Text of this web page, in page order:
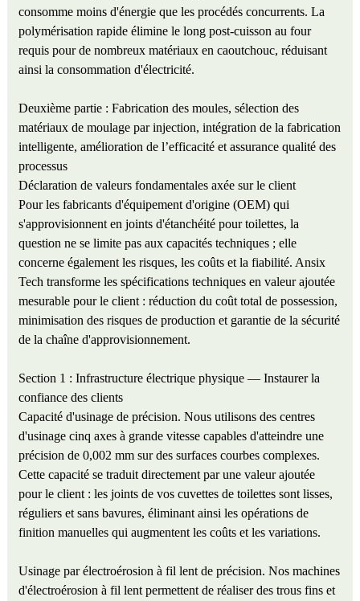
consomme moins d'énergie que les procédés concurrents. La
polymérisation rapide élimine le long post-cuisson au four
requis pour de nombreux matériaux en caoutchouc, réduisant
ainsi la consommation d'électricité.
Deuxième partie : Fabrication des moules, sélection des
matériaux de moulage par injection, intégration de la fabrication
intelligente, amélioration de l’efficacité et assurance qualité des
processus
Déclaration de valeurs fondamentales axée sur le client
Pour les fabricants d'équipement d'origine (OEM) qui
s'approvisionnent en joints d'étanchéité pour toilettes, la
question ne se limite pas aux capacités techniques ; elle
concerne également les risques, les coûts et la fiabilité. Ansix
Tech transforme les spécifications techniques en valeur ajoutée
mesurable pour le client : réduction du coût total de possession,
minimisation des risques de production et garantie de la sécurité
de la chaîne d'approvisionnement.
Section 1 : Infrastructure électrique physique — Instaurer la
confiance des clients
Capacité d'usinage de précision. Nous utilisons des centres
d'usinage cinq axes à grande vitesse capables d'atteindre une
précision de 0,002 mm sur des surfaces courbes complexes.
Cette capacité se traduit directement par une valeur ajoutée
pour le client : les joints de vos cuvettes de toilettes sont lisses,
réguliers et sans bavures, éliminant ainsi les opérations de
finition manuelles qui augmentent les coûts et les variations.
Usinage par électroérosion à fil lent de précision. Nos machines
d'électroérosion à fil lent permettent de réaliser des trous fins et